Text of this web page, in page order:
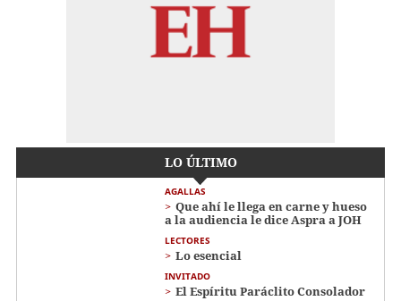
LO ÚLTIMO
AGALLAS
Que ahí le llega en carne y hueso
a la audiencia le dice Aspra a JOH
LECTORES
Lo esencial
INVITADO
El Espíritu Paráclito Consolador